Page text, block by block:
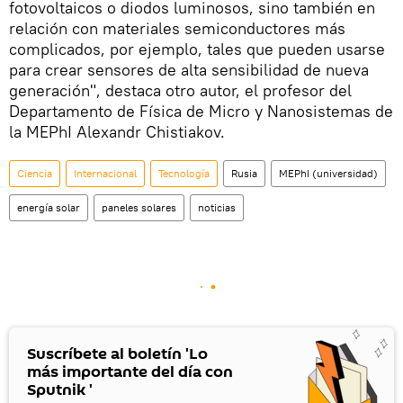
fotovoltaicos o diodos luminosos, sino también en
relación con materiales semiconductores más
complicados, por ejemplo, tales que pueden usarse
para crear sensores de alta sensibilidad de nueva
generación", destaca otro autor, el profesor del
Departamento de Física de Micro y Nanosistemas de
la MEPhI Alexandr Chistiakov.
Ciencia Internacional Tecnología Rusia MEPhI (universidad)
energía solar paneles solares noticias
Suscríbete al boletín 'Lo
más importante del día con
Sputnik '